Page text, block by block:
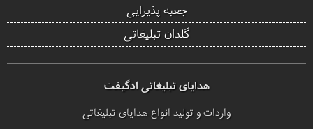
جعبه پذیرایی
گلدان تبلیغاتی
هدایای تبلیغاتی ادگیفت
واردات و تولید انواع هدایای تبلیغاتی